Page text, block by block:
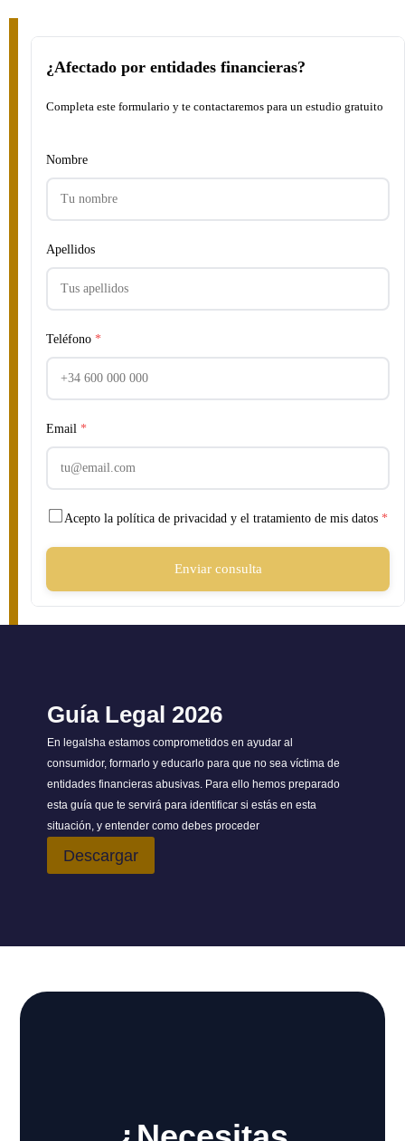
¿Afectado por entidades financieras?
Completa este formulario y te contactaremos para un estudio gratuito
Nombre
Apellidos
Teléfono *
Email *
Acepto la política de privacidad y el tratamiento de mis datos *
Enviar consulta
Guía Legal 2026
En legalsha estamos comprometidos en ayudar al
consumidor, formarlo y educarlo para que no sea víctima de
entidades financieras abusivas. Para ello hemos preparado
esta guía que te servirá para identificar si estás en esta
situación, y entender como debes proceder
Descargar